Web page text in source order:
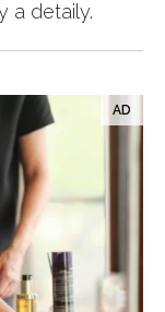
a detaily.